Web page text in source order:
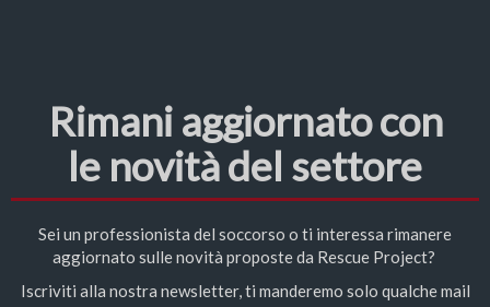
Rimani aggiornato con
le novità del settore
Sei un professionista del soccorso o ti interessa rimanere
aggiornato sulle novità proposte da Rescue Project?
Iscriviti alla nostra newsletter, ti manderemo solo qualche mail